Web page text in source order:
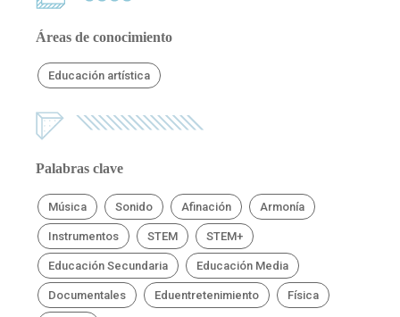
Áreas de conocimiento
Educación artística
Palabras clave
Música Sonido Afinación Armonía
Instrumentos STEM STEM+
Educación Secundaria Educación Media
Documentales Eduentretenimiento Física